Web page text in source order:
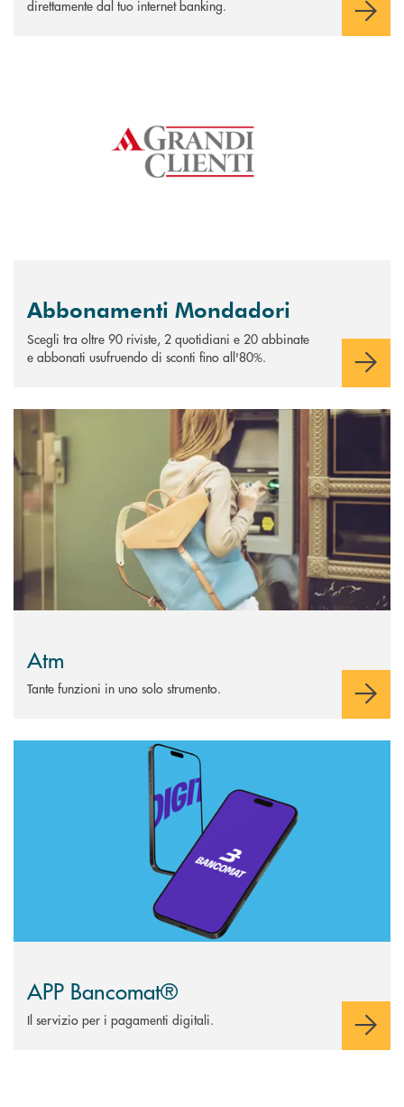
direttamente dal tuo internet banking.
Abbonamenti Mondadori
Scegli tra oltre 90 riviste, 2 quotidiani e 20 abbinate
e abbonati usufruendo di sconti fino all'80%.
Scopri di più Atm
Atm
Tante funzioni in uno solo strumento.
Scopri di più APP Bancomat®
APP Bancomat®
Il servizio per i pagamenti digitali.